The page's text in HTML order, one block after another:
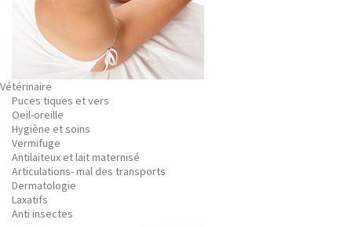
Vétérinaire
Puces tiques et vers
Oeil-oreille
Hygiène et soins
Vermifuge
Antilaiteux et lait maternisé
Articulations- mal des transports
Dermatologie
Laxatifs
Anti insectes